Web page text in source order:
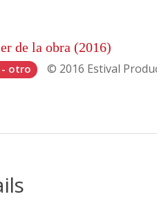
de la obra (2016)
- otro
© 2016 Estival